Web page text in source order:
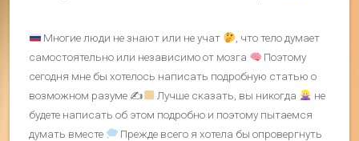
Многие люди не знают или не учат
, что тело думает
самостоятельно или независимо от мозга
Поэтому
сегодня мне бы хотелось написать подробную статью о
возможном разуме ✍
Лучше сказать, вы никогда
не
будете написать об этом подробно и поэтому пытаемся
думать вместе
Прежде всего я хотела бы опровергнуть